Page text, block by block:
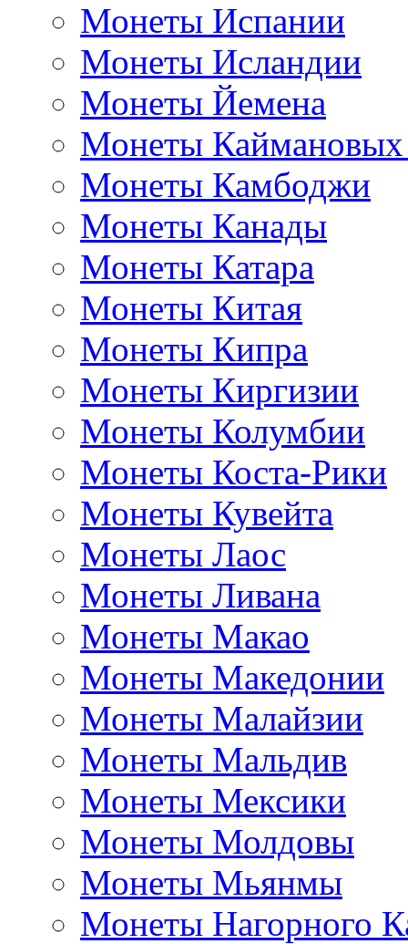
Монеты Испании
Монеты Исландии
Монеты Йемена
Монеты Каймановых
Монеты Камбоджи
Монеты Канады
Монеты Катара
Монеты Китая
Монеты Кипра
Монеты Киргизии
Монеты Колумбии
Монеты Коста-Рики
Монеты Кувейта
Монеты Лаос
Монеты Ливана
Монеты Макао
Монеты Македонии
Монеты Малайзии
Монеты Мальдив
Монеты Мексики
Монеты Молдовы
Монеты Мьянмы
Монеты Нагорного